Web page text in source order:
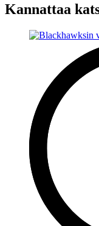
Kannattaa